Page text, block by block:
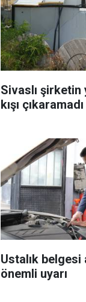
Sivaslı şirketin
kışı çıkaramadı
Ustalık
önemli uyarı